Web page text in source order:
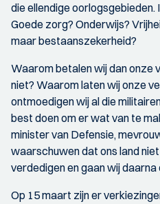
die ellendige
Goede zorg? Onderwijs?
maar bestaanszekerheid?
Waarom betalen wij dan onze
niet? Waarom laten wij onze
ontmoedigen wij al die
best doen om er wat van te
minister van Defensie,
waarschuwen dat ons land
verdedigen en gaan wij
Op 15 maart zijn er